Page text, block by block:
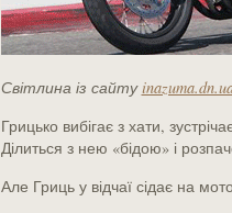
Світлина із сайту
Грицько вибігає з хати,
Ділиться з нею «бідою» і
Але Гриць у відчаї сідає на